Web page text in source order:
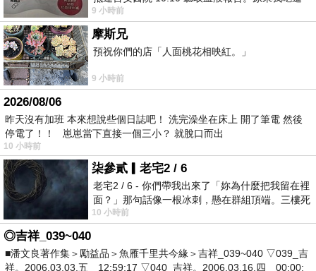
去的 B12 彌可保並非沒有吸收而是超
9 小時前
摩斯兄
預祝你們的店「人面桃花相映紅。」
9 小時前
2026/08/06
昨天沒有加班 本來想說些個日誌吧！ 洗完澡坐在床上 開了筆電 然後
停電了！！ 崽崽當下直接一個三小？ 就脫口而出
10 小時前
柒參貳▎老宅2 / 6
老宅2 / 6 - 你們帶我出來了「妳為什麼把我留在裡
面？」那句話像一根冰刺，懸在群組頂端。三樓死
死盯著照片裡的人。那個人確實站在
10 小時前
◎吉祥_039~040
■潘文良著作集＞勵益品＞魚雁千里共今緣＞吉祥_039~040 ▽039_吉
祥。2006.03.03.五 12:59:17 ▽040_吉祥。2006.03.16.四 00:00: